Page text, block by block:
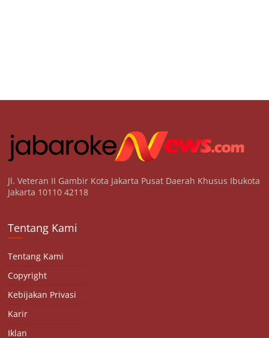
Jl. Veteran II Gambir Kota Jakarta Pusat Daerah Khusus Ibukota
Jakarta 10110 42118
Tentang Kami
Tentang Kami
Copyright
Kebijakan Privasi
Karir
Iklan